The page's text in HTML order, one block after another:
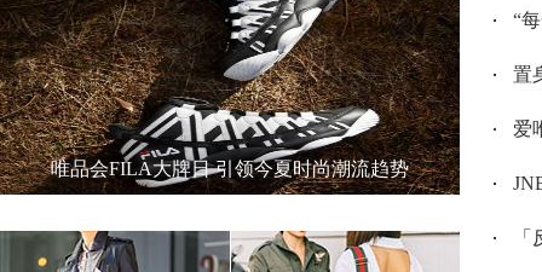
唯品会FILA大牌日 引领今夏时尚潮流趋势
“每
置
爱
「